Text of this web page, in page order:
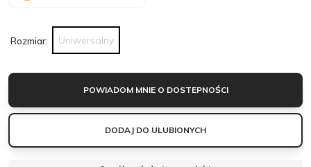
Rozmiar: Uniwersalny
POWIADOM MNIE O DOSTEPNOŚCI
DODAJ DO ULUBIONYCH